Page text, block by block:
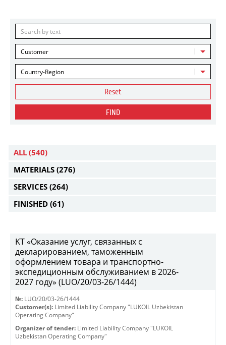
Customer
Country-Region
Reset
FIND
ALL (540)
MATERIALS (276)
SERVICES (264)
FINISHED (61)
KT «Оказание услуг, связанных с
декларированием, таможенным
оформлением товара и транспортно-
экспедиционным обслуживанием в 2026-
2027 году» (LUO/20/03-26/1444)
№: LUO/20/03-26/1444
Customer(s): Limited Liability Company "LUKOIL Uzbekistan
Operating Company"
Organizer of tender: Limited Liability Company "LUKOIL
Uzbekistan Operating Company"